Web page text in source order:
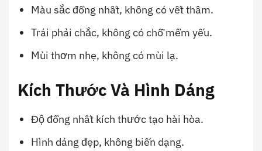
Màu sắc đồng nhất, không có vết thâm.
Trái phải chắc, không có chỗ mềm yếu.
Mùi thơm nhẹ, không có mùi lạ.
Kích Thước Và Hình Dáng
Độ đồng nhất kích thước tạo hài hòa.
Hình dáng đẹp, không biến dạng.